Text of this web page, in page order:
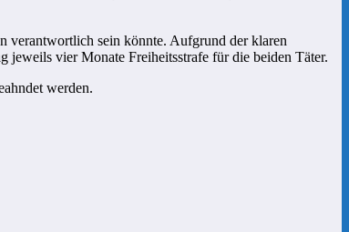
verantwortlich sein könnte. Aufgrund der klaren
jeweils vier Monate Freiheitsstrafe für die beiden Täter.
werden.